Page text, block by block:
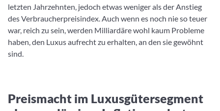
letzten Jahrzehnten, jedoch etwas weniger als der Anstieg
des Verbraucherpreisindex. Auch wenn es noch nie so teuer
war, reich zu sein, werden Milliardäre wohl kaum Probleme
haben, den Luxus aufrecht zu erhalten, an den sie gewöhnt
sind.
Preismacht im Luxusgütersegment